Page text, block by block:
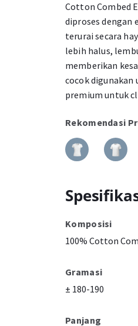
Cotton Combed
diproses dengan
terurai secara
lebih halus,
memberikan
cocok digunakan
premium untuk
Rekomendasi
Komposisi
100% Cotton
Gramasi
± 180-190
Panjang